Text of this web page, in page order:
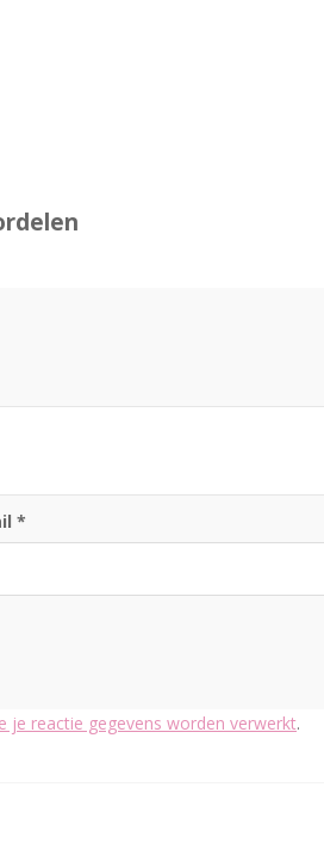
*
je reactie gegevens worden verwerkt.